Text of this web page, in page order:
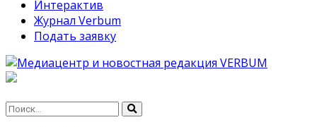
Интерактив
Журнал Verbum
Подать заявку